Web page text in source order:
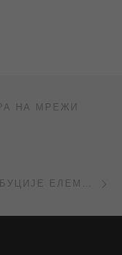
НА МРЕЖИ
ЗБОГ РАДОВА ЕЛЕКТРОДИСТРИБУЦИЈЕ ЕЛЕМИР БЕЗ ВОДЕ